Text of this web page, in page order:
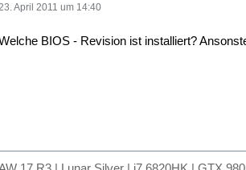
23. April 2011 um 14:40
BIOS - Revision ist installiert?